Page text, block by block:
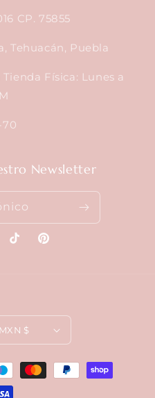
CP. 75855
Tehuacán, Puebla
Física: Lunes a
Newsletter
TikTokPinterest
México | MXN $